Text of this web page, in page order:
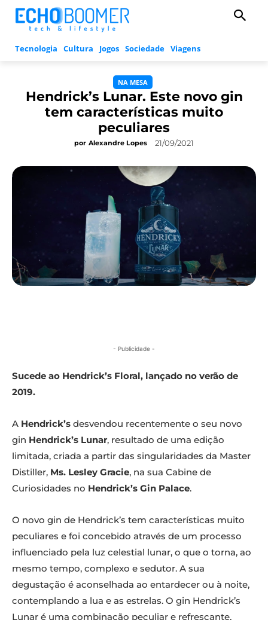
Tecnologia Cultura Jogos Sociedade Viagens
NA MESA
Hendrick’s Lunar. Este novo gin
tem características muito
peculiares
por Alexandre Lopes 21/09/2021
- Publicidade -
Sucede ao Hendrick’s Floral, lançado no verão de
2019.
A Hendrick’s desvendou recentemente o seu novo
gin Hendrick’s Lunar, resultado de uma edição
limitada, criada a partir das singularidades da Master
Distiller, Ms. Lesley Gracie, na sua Cabine de
Curiosidades no Hendrick’s Gin Palace.
O novo gin de Hendrick’s tem características muito
peculiares e foi concebido através de um processo
influenciado pela luz celestial lunar, o que o torna, ao
mesmo tempo, complexo e sedutor. A sua
degustação é aconselhada ao entardecer ou à noite,
contemplando a lua e as estrelas. O gin Hendrick’s
Lunar é uma combinação peculiar e refrescante,